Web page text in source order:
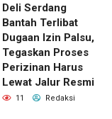
Deli Serdang
Bantah Terlibat
Dugaan Izin Palsu,
Tegaskan Proses
Perizinan Harus
Lewat Jalur Resmi
11 Redaksi